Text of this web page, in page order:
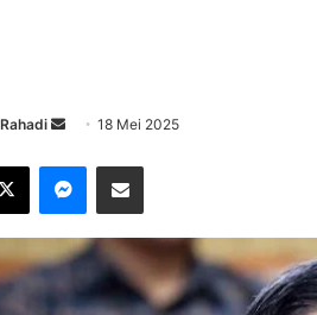
n
a
n
18 Mei 2025